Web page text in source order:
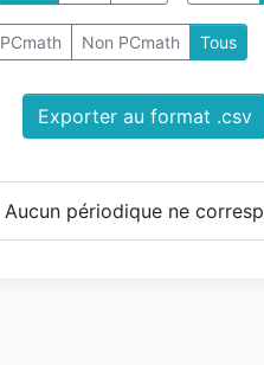
PCmath Non PCmath Tous
Exporter au format .csv
Aucun périodique ne